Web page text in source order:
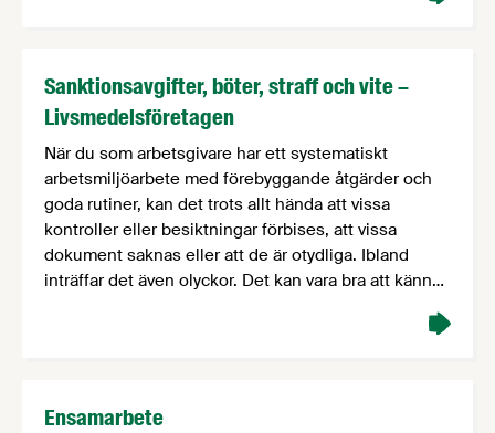
Sanktionsavgifter, böter, straff och vite –
Livsmedelsföretagen
När du som arbetsgivare har ett systematiskt
arbetsmiljöarbete med förebyggande åtgärder och
goda rutiner, kan det trots allt hända att vissa
kontroller eller besiktningar förbises, att vissa
dokument saknas eller att de är otydliga. Ibland
inträffar det även olyckor. Det kan vara bra att känna
Ensamarbete